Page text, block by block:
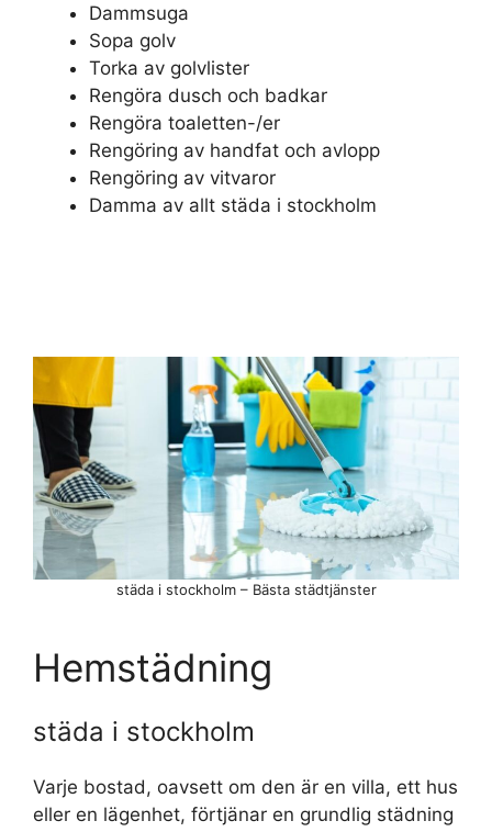
Dammsuga
Sopa golv
Torka av golvlister
Rengöra dusch och badkar
Rengöra toaletten-/er
Rengöring av handfat och avlopp
Rengöring av vitvaror
Damma av allt städa i stockholm
städa i stockholm – Bästa städtjänster
Hemstädning
städa i stockholm
Varje bostad, oavsett om den är en villa, ett hus
eller en lägenhet, förtjänar en grundlig städning